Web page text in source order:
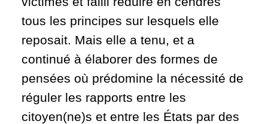
tous les principes sur lesquels elle
reposait. Mais elle a tenu, et a
continué à élaborer des formes de
pensées où prédomine la nécessité de
réguler les rapports entre les
citoyen(ne)s et entre les États par des